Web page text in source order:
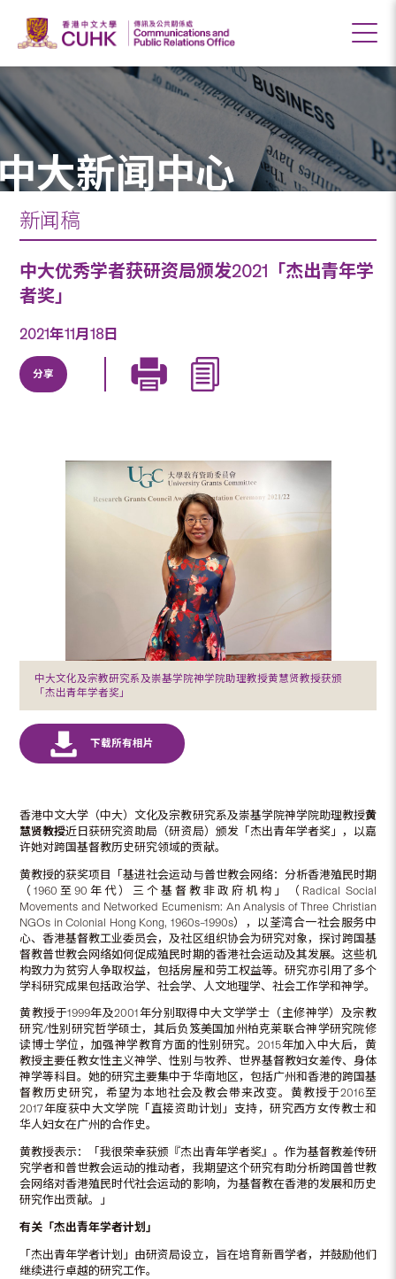
大新闻中心
新闻稿
中大优秀学者获研资局颁发2021「杰出青年学
者奖」
2021年11月18日
分享
中大文化及宗教研究系及崇基学院神学院助理教授黄慧贤教授获颁
「杰出青年学者奖」
香港中文大学（中大）文化及宗教研究系及崇基学院神学院助理教授黄
慧贤教授近日获研究资助局（研资局）颁发「杰出青年学者奖」，以嘉
许她对跨国基督教历史研究领域的贡献。
黄教授的获奖项目「基进社会运动与普世教会网络：分析香港殖民时期
（1960至90年代）三个基督教非政府机构」（Radical Social
Movements and Networked Ecumenism: An Analysis of Three Christian
NGOs in Colonial Hong Kong, 1960s–1990s），以荃湾合一社会服务中
心、香港基督教工业委员会，及社区组织协会为研究对象，探讨跨国基
督教普世教会网络如何促成殖民时期的香港社会运动及其发展。这些机
构致力为贫穷人争取权益，包括房屋和劳工权益等。研究亦引用了多个
学科研究成果包括政治学、社会学、人文地理学、社会工作学和神学。
黄教授于1999年及2001年分别取得中大文学学士（主修神学）及宗教
研究/性别研究哲学硕士，其后负笈美国加州柏克莱联合神学研究院修
读博士学位，加强神学教育方面的性别研究。2015年加入中大后，黄
教授主要任教女性主义神学、性别与牧养、世界基督教妇女差传、身体
神学等科目。她的研究主要集中于华南地区，包括广州和香港的跨国基
督教历史研究，希望为本地社会及教会带来改变。黄教授于2016至
2017年度获中大文学院「直接资助计划」支持，研究西方女传教士和
华人妇女在广州的合作史。
黄教授表示：「我很荣幸获颁『杰出青年学者奖』。作为基督教差传研
究学者和普世教会运动的推动者，我期望这个研究有助分析跨国普世教
会网络对香港殖民时代社会运动的影响，为基督教在香港的发展和历史
研究作出贡献。」
有关「杰出青年学者计划」
「杰出青年学者计划」由研资局设立，旨在培育新晋学者，并鼓励他们
继续进行卓越的研究工作。